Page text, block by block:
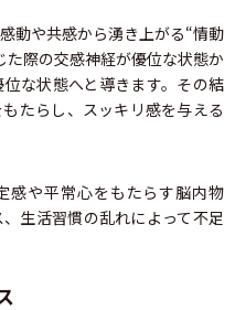
動や共感から湧き上がる“情動
際の交感神経が優位な状態か
な状態へと導きます。その結
たらし、スッキリ感を与える
や平常心をもたらす脳内物
生活習慣の乱れによって不足